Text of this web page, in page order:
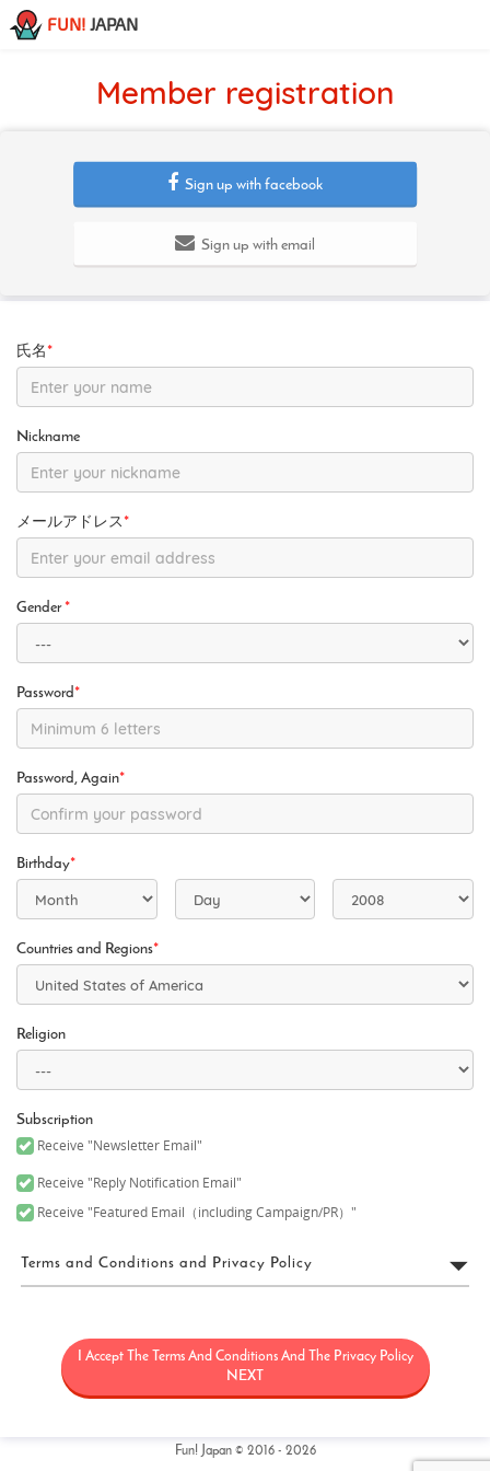
FUN! JAPAN
Member registration
Sign up with facebook
Sign up with email
氏名 *
Nickname
メールアドレス *
Gender *
Password*
Password, Again*
Birthday*
Countries and Regions*
Religion
Subscription
Receive "Newsletter Email"
Receive "Reply Notification Email"
Receive "Featured Email（including Campaign/PR）"
Terms and Conditions and Privacy Policy
「FUN! JAPAN」とは、日本に関する情報（観光・製品・サービス
など）を紹介することにより日本に対する関心を高めることを目
的として、Fun! Japanウェブサイト（理由の如何を問わず後日改定
含むサービス、本サイト上で提供されるサービス（情報提供及び
I Accept The Terms And Conditions And The Privacy Policy
NEXT
Fun! Japan © 2016 - 2026